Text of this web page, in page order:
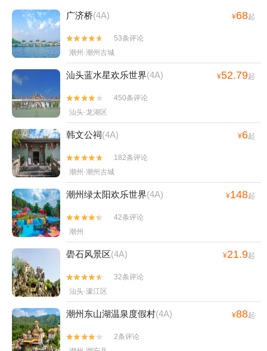
广济桥(4A) ¥68起


53条评论
潮州·潮州古城
汕头蓝水星欢乐世界(4A) ¥52.79起


450条评论
汕头·龙湖区
韩文公祠(4A) ¥6起


182条评论
潮州·潮州古城
潮州绿太阳欢乐世界(4A) ¥148起


42条评论
潮州
礐石风景区(4A) ¥21.9起


32条评论
汕头·濠江区
潮州东山湖温泉度假村(4A) ¥88起


2条评论